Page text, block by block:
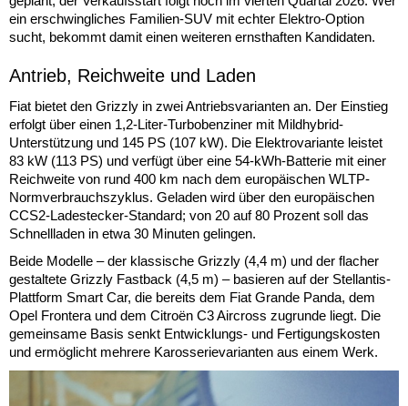
ein erschwingliches Familien-SUV mit echter Elektro-Option
sucht, bekommt damit einen weiteren ernsthaften Kandidaten.
Antrieb, Reichweite und Laden
Fiat bietet den Grizzly in zwei Antriebsvarianten an. Der Einstieg
erfolgt über einen 1,2-Liter-Turbobenziner mit Mildhybrid-
Unterstützung und 145 PS (107 kW). Die Elektrovariante leistet
83 kW (113 PS) und verfügt über eine 54-kWh-Batterie mit einer
Reichweite von rund 400 km nach dem europäischen WLTP-
Normverbrauchszyklus. Geladen wird über den europäischen
CCS2-Ladestecker-Standard; von 20 auf 80 Prozent soll das
Schnellladen in etwa 30 Minuten gelingen.
Beide Modelle – der klassische Grizzly (4,4 m) und der flacher
gestaltete Grizzly Fastback (4,5 m) – basieren auf der Stellantis-
Plattform Smart Car, die bereits dem Fiat Grande Panda, dem
Opel Frontera und dem Citroën C3 Aircross zugrunde liegt. Die
gemeinsame Basis senkt Entwicklungs- und Fertigungskosten
und ermöglicht mehrere Karosserievarianten aus einem Werk.